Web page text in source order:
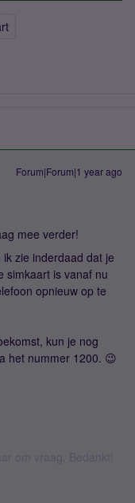
Forum|Forum|1 year ago
mee verder!
zie inderdaad dat je
simkaart is vanaf nu
opnieuw op te
kun je nog
het nummer 1200. 😉